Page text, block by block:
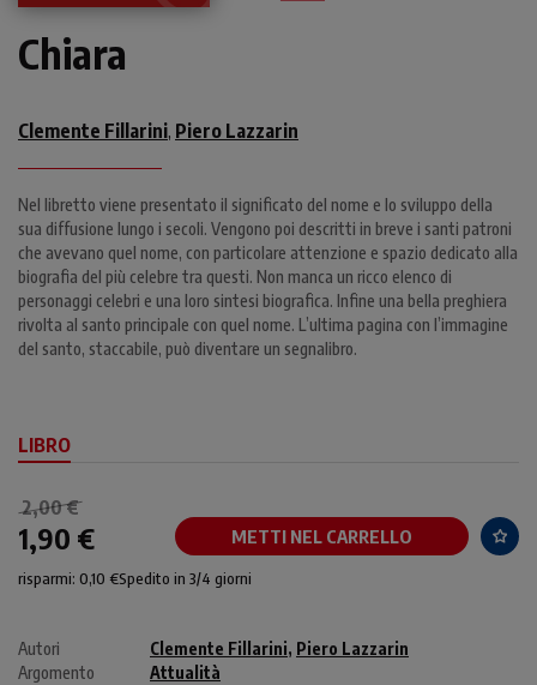
Chiara
Clemente Fillarini, Piero Lazzarin
Nel libretto viene presentato il significato del nome e lo sviluppo della
sua diffusione lungo i secoli. Vengono poi descritti in breve i santi patroni
che avevano quel nome, con particolare attenzione e spazio dedicato alla
biografia del più celebre tra questi. Non manca un ricco elenco di
personaggi celebri e una loro sintesi biografica. Infine una bella preghiera
rivolta al santo principale con quel nome. L’ultima pagina con l’immagine
del santo, staccabile, può diventare un segnalibro.
LIBRO
2,00 €
1,90 € METTI NEL CARRELLO
risparmi: 0,10 €Spedito in 3/4 giorni
Autori Clemente Fillarini, Piero Lazzarin
Argomento
Attualità